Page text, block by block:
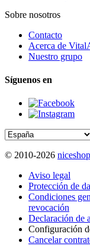
Sobre nosotros
Contacto
Acerca de
Nuestro grupo
Síguenos en
© 2010-2026
Aviso legal
Protección de
Condiciones
revocación
Declaración de
Configuración
Cancelar